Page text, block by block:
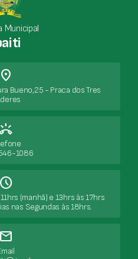
Municipal
place
Bueno,25 - Praca dos Tres
ring_volume
1086
Schedule
(manhã) e 13hrs às 17hrs
nas Segundas às 18hrs.
mail